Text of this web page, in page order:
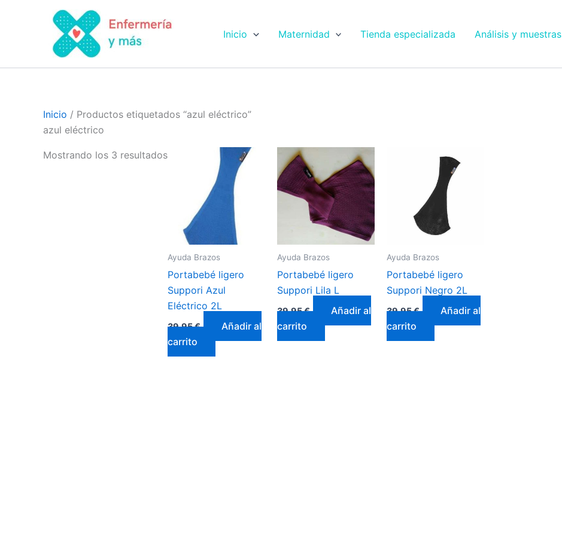
Inicio Maternidad Tienda especializada Análisis y muestras
Inicio / Productos etiquetados “azul eléctrico”
azul eléctrico
Mostrando los 3 resultados
Ayuda Brazos
Portabebé ligero
Suppori Azul
Eléctrico 2L
39,95€
Añadir al
carrito
Ayuda Brazos
Portabebé ligero
Suppori Lila L
39,95€
Añadir al
carrito
Ayuda Brazos
Portabebé ligero
Suppori Negro 2L
39,95€
Añadir al
carrito